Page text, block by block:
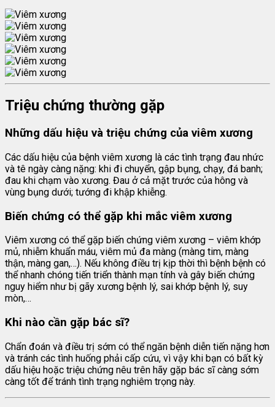
Triệu chứng thường gặp
Những dấu hiệu và triệu chứng của viêm xương
Các dấu hiệu của bệnh viêm xương là các tình trạng đau nhức
và tê ngày càng nặng: khi đi chuyển, gập bụng, chạy, đá banh;
đau khi chạm vào xương. Đau ở cả mặt trước của hông và
vùng bụng dưới; tướng đi khập khiễng.
Biến chứng có thể gặp khi mắc viêm xương
Viêm xương có thể gặp biến chứng viêm xương – viêm khớp
mủ, nhiễm khuẩn máu, viêm mủ đa màng (màng tim, màng
thận, màng gan,…). Nếu không điều trị kịp thời thì bệnh bệnh có
thể nhanh chóng tiến triển thành mạn tính và gây biến chứng
nguy hiểm như bị gãy xương bệnh lý, sai khớp bệnh lý, suy
mòn,…
Khi nào cần gặp bác sĩ?
Chẩn đoán và điều trị sớm có thể ngăn bệnh diễn tiến nặng hơn
và tránh các tình huống phải cấp cứu, vì vậy khi bạn có bất kỳ
dấu hiệu hoặc triệu chứng nêu trên hãy gặp bác sĩ càng sớm
càng tốt để tránh tình trạng nghiêm trọng này.